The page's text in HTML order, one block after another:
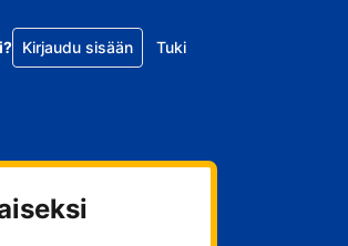
Kirjaudu sisään Tuki